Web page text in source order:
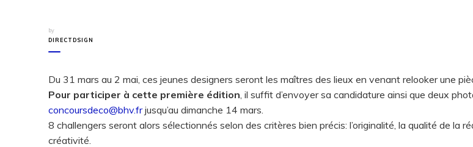
by
DIRECTDSIGN
Du 31 mars au 2 mai, ces jeunes designers seront les maîtres des lieux en venant relooker une
Pour participer à cette première édition, il suffit d’envoyer sa candidature ainsi que deux
concoursdeco@bhv.frjusqu’au dimanche 14 mars.
8 challengers seront alors sélectionnés selon des critères bien précis: l’originalité, la qualité de la
créativité.